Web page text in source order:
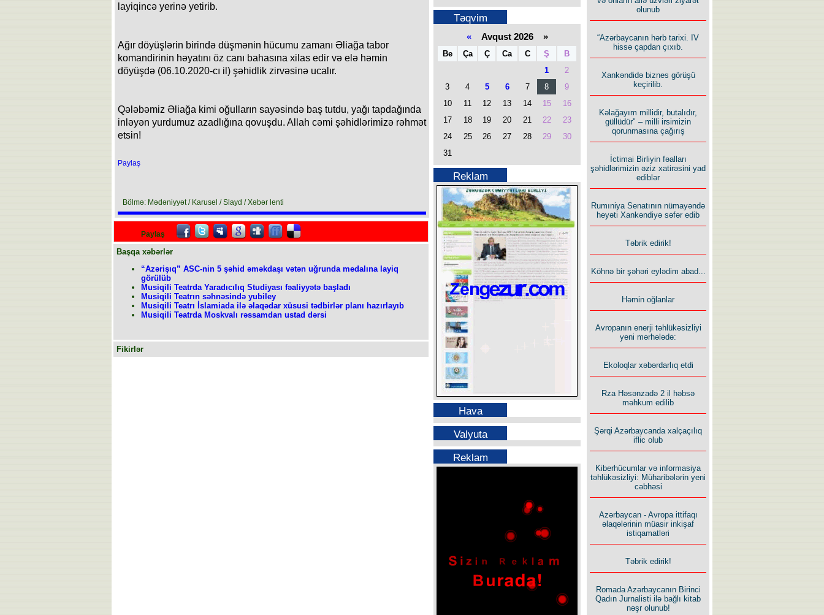
layiqincə yerinə yetirib.
Ağır döyüşlərin birində düşmənin hücumu zamanı Əliağa tabor
komandirinin həyatını öz canı bahasına xilas edir və elə həmin
döyüşdə (06.10.2020-cı il) şəhidlik zirvəsinə ucalır.
Qələbəmiz Əliağa kimi oğulların sayəsində baş tutdu, yağı tapdağında
inləyən yurdumuz azadlığına qovuşdu. Allah cəmi şəhidlərimizə rəhmət
etsin!
Paylaş
Bölmə: Mədəniyyət / Karusel / Slayd / Xəbər lenti
Paylaş
Başqa xəbərlər
“Azərişıq” ASC-nin 5 şəhid əməkdaşı vətən uğrunda medalına layiq
görülüb
Musiqili Teatrda Yaradıcılıq Studiyası fəaliyyətə başladı
Musiqili Teatrın səhnəsində yubiley
Musiqili Teatrı İslamiada ilə əlaqədar xüsusi tədbirlər planı hazırlayıb
Musiqili Teatrda Moskvalı rəssamdan ustad dərsi
Fikirlər
Təqvim
«Avqust 2026 »
Be Ça Ç Ca C Ş
B
1
2
3
4 5 6 7 8
9
10
11 12 13 14 15
16
17
18 19 20 21 22
23
24
25 26 27 28 29
30
31
Reklam
Hava
Valyuta
Reklam
olunub
“Azərbaycanın hərb tarixi. IV
hissə çapdan çıxıb.
Xankəndidə biznes görüşü
keçirilib.
Kəlağayım millidir, butalıdır,
güllüdür" – milli irsimizin
qorunmasına çağırış
İctimai Birliyin fəalları
şəhidlərimizin əziz xatirəsini yad
ediblər
Rumıniya Senatının nümayəndə
heyəti Xankəndiyə səfər edib
Təbrik edirik!
Köhnə bir şəhəri eylədim abad...
Həmin oğlanlar
Avropanın enerji təhlükəsizliyi
yeni mərhələdə:
Ekoloqlar xəbərdarlıq etdi
Rza Həsənzadə 2 il həbsə
məhkum edilib
Şərqi Azərbaycanda xalçaçılıq
iflic olub
Kiberhücumlar və informasiya
təhlükəsizliyi: Müharibələrin yeni
cəbhəsi
Azərbaycan - Avropa ittifaqı
əlaqələrinin müasir inkişaf
istiqamatləri
Təbrik edirik!
Romada Azərbaycanın Birinci
Qadın Jurnalisti ilə bağlı kitab
nəşr olunub!